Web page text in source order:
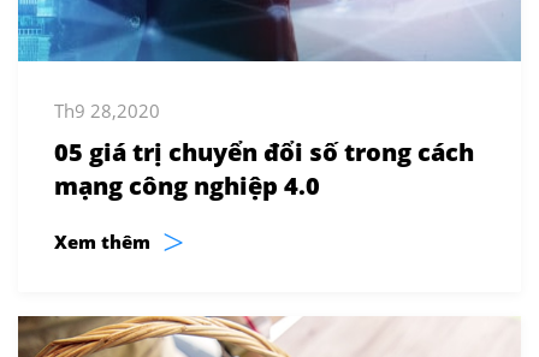
Th9 28,2020
05 giá trị chuyển đổi số trong cách
mạng công nghiệp 4.0
Xem thêm >